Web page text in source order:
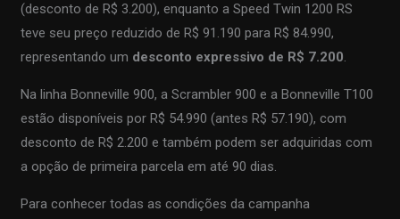
(desconto de R$ 3.200), enquanto a Speed Twin 1200 RS
teve seu preço reduzido de R$ 91.190 para R$ 84.990,
representando um desconto expressivo de R$ 7.200.
Na linha Bonneville 900, a Scrambler 900 e a Bonneville T100
estão disponíveis por R$ 54.990 (antes R$ 57.190), com
desconto de R$ 2.200 e também podem ser adquiridas com
a opção de primeira parcela em até 90 dias.
Para conhecer todas as condições da campanha